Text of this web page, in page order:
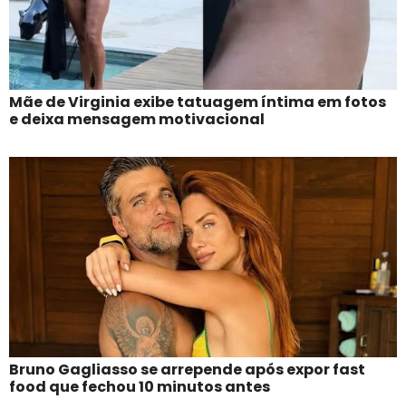
Mãe de Virginia exibe tatuagem íntima em fotos
e deixa mensagem motivacional
Bruno Gagliasso se arrepende após expor fast
food que fechou 10 minutos antes